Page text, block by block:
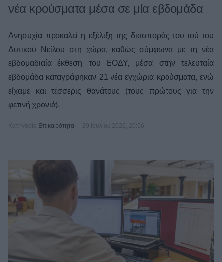
νέα κρούσματα μέσα σε μία εβδομάδα
Ανησυχία προκαλεί η εξέλιξη της διασποράς του ιού του
Δυτικού Νείλου στη χώρα, καθώς σύμφωνα με τη νέα
εβδομαδιαία έκθεση του ΕΟΔΥ, μέσα στην τελευταία
εβδομάδα καταγράφηκαν 21 νέα εγχώρια κρούσματα, ενώ
είχαμε και τέσσερις θανάτους (τους πρώτους για την
φετινή χρονιά).
Κατηγορία Επικαιρότητα 29 Ιουλίου 2026, 20:56